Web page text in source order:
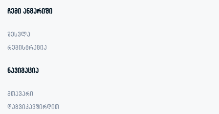
ჩემი ანგარიში
შესვლა
რეგისტრაცია
ნავიგაცია
მთავარი
დაგვიკავშირდით